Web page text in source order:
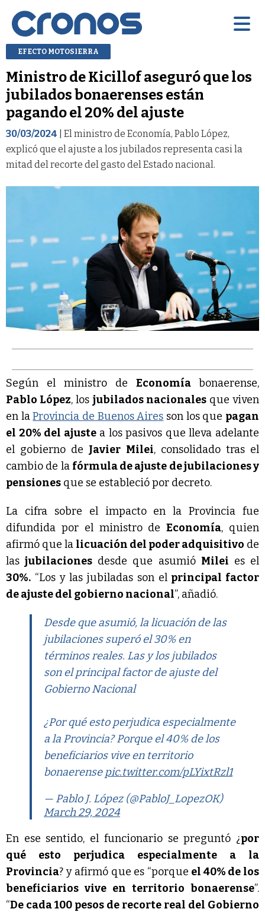
EFECTO MOTOSIERRA
Ministro de Kicillof aseguró que los
jubilados bonaerenses están
pagando el 20% del ajuste
30/03/2024 | El ministro de Economía, Pablo López,
explicó que el ajuste a los jubilados representa casi la
mitad del recorte del gasto del Estado nacional.
Según el ministro de Economía bonaerense,
Pablo López, los jubilados nacionalesque viven
en laProvincia de Buenos Aires son los que pagan
el 20% del ajustea los pasivos que lleva adelante
el gobierno de Javier Milei, consolidado tras el
cambio de la fórmula de ajuste de jubilaciones y
pensiones que se estableció por decreto.
La cifra sobre el impacto en la Provincia fue
difundida por el ministro deEconomía, quien
afirmó que la licuación del poder adquisitivo de
lasjubilaciones desde que asumió Milei es el
30%. “Los y las jubiladas son el principal factor
de ajuste del gobierno nacional”, añadió.
Desde que asumió, la licuación de las
jubilaciones superó el 30% en
términos reales. Las y los jubilados
son el principal factor de ajuste del
Gobierno Nacional
¿Por qué esto perjudica especialmente
a la Provincia? Porque el 40% de los
beneficiarios vive en territorio
bonaerense pic.twitter.com/pLYixtRzl1
— Pablo J. López (@PabloJ_LopezOK)
March 29, 2024
En ese sentido, el funcionario se preguntó ¿por
qué esto perjudica especialmente a la
Provincia? y afirmó que es “porque el 40% de los
beneficiarios vive en territorio bonaerense”.
“De cada 100 pesos de recorte real del Gobierno